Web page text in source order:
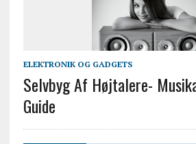
ELEKTRONIK OG GADGETS
Selvbyg Af Højtalere-
Guide